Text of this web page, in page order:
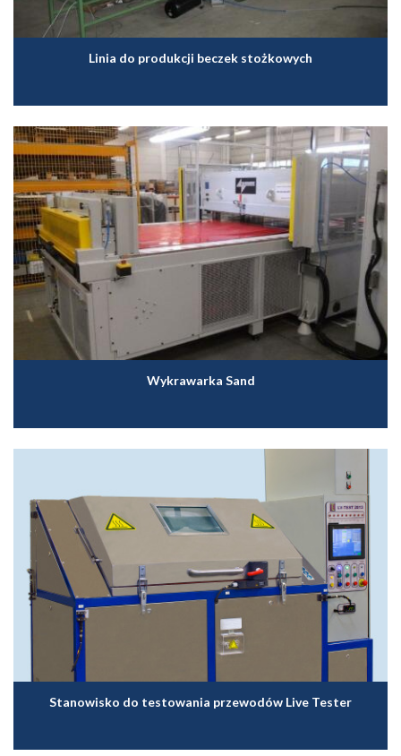
Linia do produkcji beczek stożkowych
Wykrawarka Sand
Stanowisko do testowania przewodów Live Tester